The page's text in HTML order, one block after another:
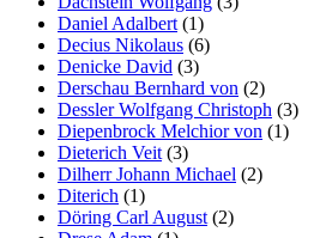
Daniel Adalbert(1)
Decius Nikolaus (6)
Denicke David (3)
Derschau Bernhard von (2)
Dessler Wolfgang Christoph (3)
Diepenbrock Melchior von (1)
Dieterich Veit(3)
Dilherr Johann Michael (2)
Diterich (1)
Döring Carl August(2)